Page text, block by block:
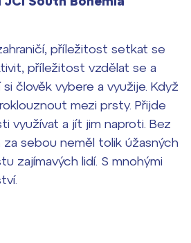
příležitost setkat se
příležitost vzdělat se a
člověk vybere a využije. Když
mezi prsty. Přijde
využívat a jít jim naproti. Bez
sebou neměl tolik úžasných
zajímavých lidí. S mnohými